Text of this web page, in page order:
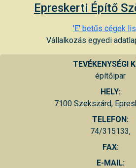
Epreskerti Építő
'E' betűs cégek
Vállalkozás egyedi
TEVÉKENYSÉGI
építőipar
HELY:
7100 Szekszárd,
TELEFON:
74/315133,
FAX:
E-MAIL: